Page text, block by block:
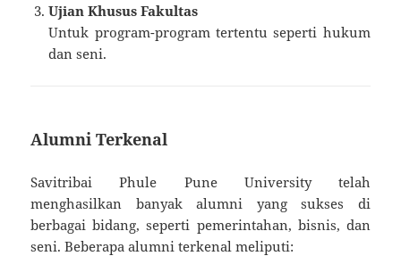
Ujian Khusus Fakultas
Untuk program-program tertentu seperti hukum
dan seni.
Alumni Terkenal
Savitribai Phule Pune University telah
menghasilkan banyak alumni yang sukses di
berbagai bidang, seperti pemerintahan, bisnis, dan
seni. Beberapa alumni terkenal meliputi: